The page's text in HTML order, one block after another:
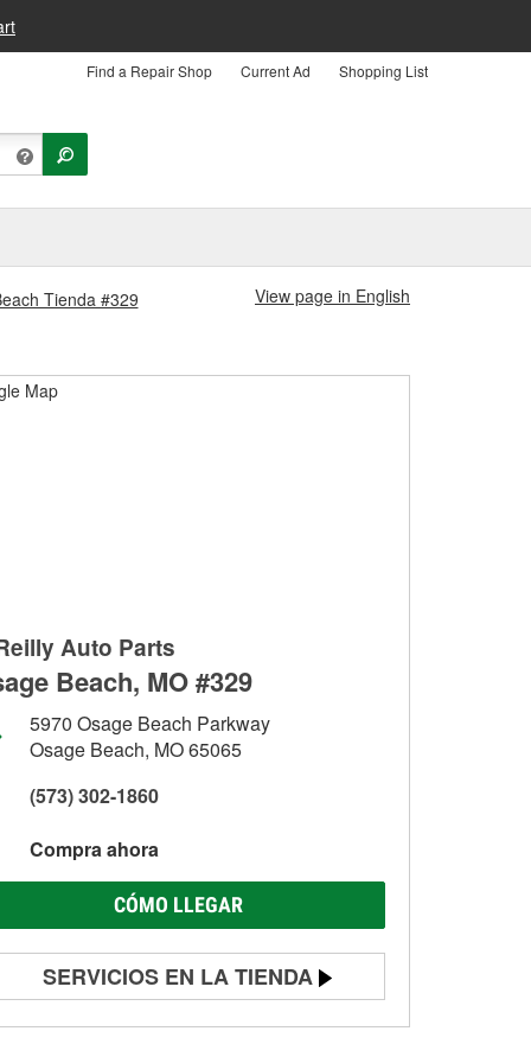
Find a Repair Shop Current Ad Shopping List
Tienda #329
View page in English
Auto Parts
Beach, MO #329
5970 Osage Beach Parkway
Osage Beach, MO 65065
(573) 302-1860
Compra ahora
CÓMO LLEGAR
SERVICIOS EN LA TIENDA
Prueba de batería